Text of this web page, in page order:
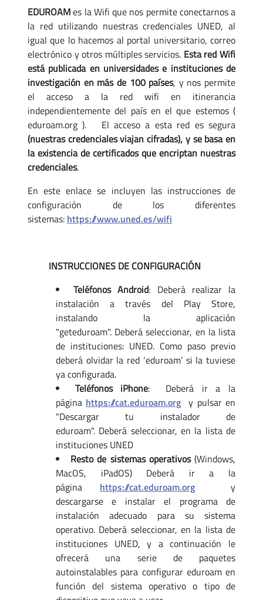
EDUROAMes la Wifi que nos permite conectarnos a
la red utilizando nuestras credenciales UNED, al
igual que lo hacemos al portal universitario, correo
electrónico y otros múltiples servicios. Esta red Wifi
está publicada en universidades e instituciones de
investigación en más de 100 países, y nos permite
el acceso a la red wifi en itinerancia
independientemente del país en el que estemos (
eduroam.org ). El acceso a esta red es segura
(nuestras credenciales viajan cifradas), y se basa en
la existencia de certificados que encriptan nuestras
credenciales.
En este enlace se incluyen las instrucciones de
configuración de los diferentes
sistemas: https://www.uned.es/wifi
INSTRUCCIONES DE CONFIGURACIÓN
Teléfonos Android: Deberá realizar la
instalación a través del Play Store,
instalando la aplicación
"geteduroam". Deberá seleccionar, en la lista
de instituciones: UNED. Como paso previo
deberá olvidar la red ‘eduroam’ si la tuviese
ya configurada.
Teléfonos iPhone: Deberá ir a la
página https://cat.eduroam.org y pulsar en
"Descargar tu instalador de
eduroam". Deberá seleccionar, en la lista de
instituciones UNED
Resto de sistemas operativos(Windows,
MacOS, iPadOS) Deberá ir a la
página https://cat.eduroam.org y
descargarse e instalar el programa de
instalación adecuado para su sistema
operativo. Deberá seleccionar, en la lista de
instituciones UNED, y a continuación le
ofrecerá una serie de paquetes
autoinstalables para configurar eduroam en
función del sistema operativo o tipo de